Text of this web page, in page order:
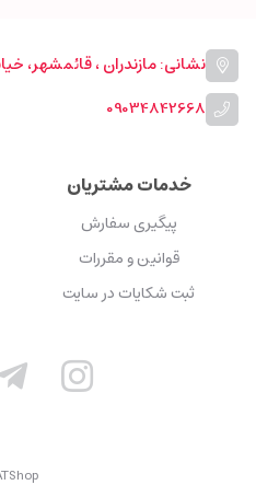
نشانی: مازندران ، قائمشهر،
09034842668
خدمات مشتریان
پیگیری سفارش
قوانین و مقررات
ثبت شکایات در سایت